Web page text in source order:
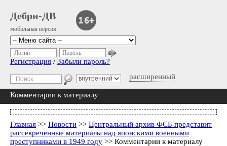
Дебри-ДВ
мобильная версия
расширенный
Логин Пароль
Регистрация / Забыли пароль?
Комментарии к материалу
Главная >> Новости >> Центральный архив ФСБ представит
рассекреченные материалы над японскими военными
преступниками в 1949 году >> Комментарии к материалу